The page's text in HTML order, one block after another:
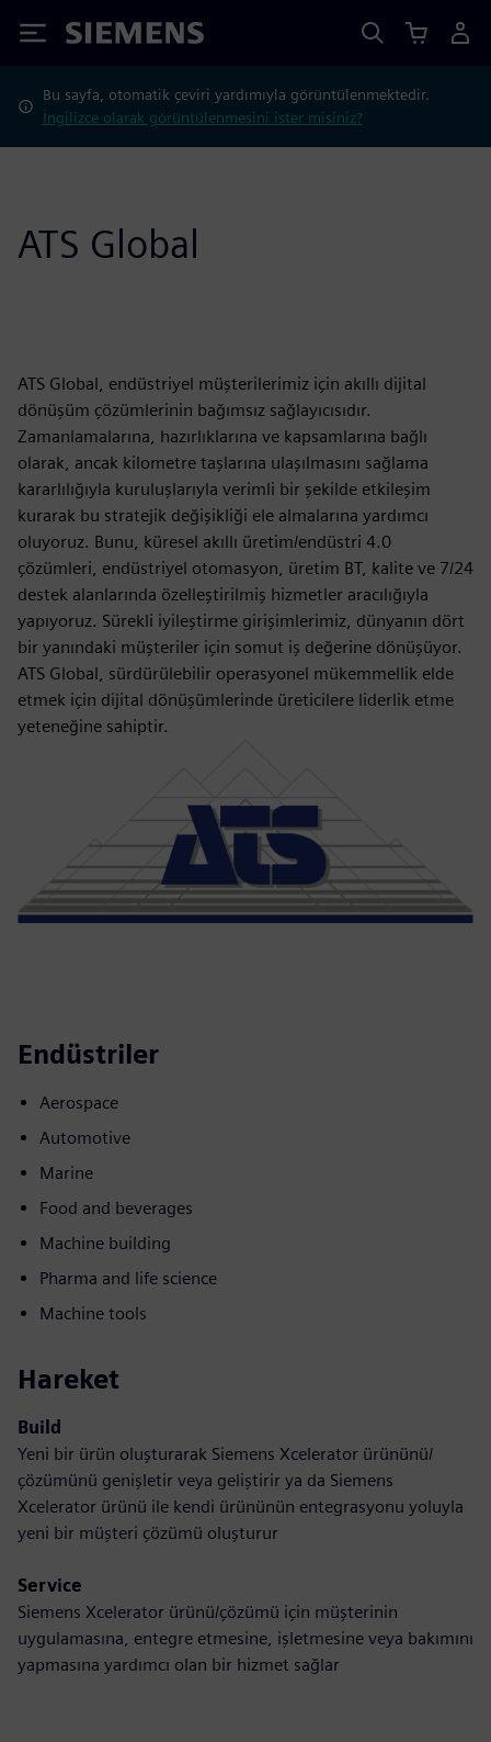
Siemens
Bu sayfa, otomatik çeviri yardımıyla görüntülenmektedir.
İngilizce olarak görüntülenmesini ister misiniz?
ATS Global
ATS Global, endüstriyel müşterilerimiz için akıllı dijital
dönüşüm çözümlerinin bağımsız sağlayıcısıdır.
Zamanlamalarına, hazırlıklarına ve kapsamlarına bağlı
olarak, ancak kilometre taşlarına ulaşılmasını sağlama
kararlılığıyla kuruluşlarıyla verimli bir şekilde etkileşim
kurarak bu stratejik değişikliği ele almalarına yardımcı
oluyoruz. Bunu, küresel akıllı üretim/endüstri 4.0
çözümleri, endüstriyel otomasyon, üretim BT, kalite ve 7/24
destek alanlarında özelleştirilmiş hizmetler aracılığıyla
yapıyoruz. Sürekli iyileştirme girişimlerimiz, dünyanın dört
bir yanındaki müşteriler için somut iş değerine dönüşüyor.
ATS Global, sürdürülebilir operasyonel mükemmellik elde
etmek için dijital dönüşümlerinde üreticilere liderlik etme
yeteneğine sahiptir.
Endüstriler
Aerospace
Automotive
Marine
Food and beverages
Machine building
Pharma and life science
Machine tools
Hareket
Build
Yeni bir ürün oluşturarak Siemens Xcelerator ürününü/
çözümünü genişletir veya geliştirir ya da Siemens
Xcelerator ürünü ile kendi ürününün entegrasyonu yoluyla
yeni bir müşteri çözümü oluşturur
Service
Siemens Xcelerator ürünü/çözümü için müşterinin
uygulamasına, entegre etmesine, işletmesine veya bakımını
yapmasına yardımcı olan bir hizmet sağlar